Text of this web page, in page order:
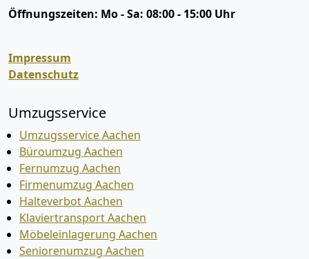
Öffnungszeiten: Mo - Sa: 08:00 - 15:00 Uhr
Impressum
Datenschutz
Umzugsservice
Umzugsservice Aachen
Büroumzug Aachen
Fernumzug Aachen
Firmenumzug Aachen
Halteverbot Aachen
Klaviertransport Aachen
Möbeleinlagerung Aachen
Seniorenumzug Aachen